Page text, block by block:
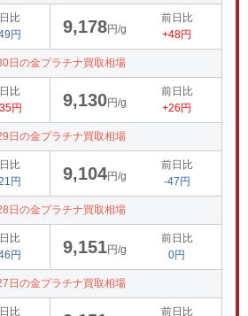
比
円
9,178円/g
前日比
+48円
日の金プラチナ買取相場
比
円
9,130円/g
前日比
+26円
日の金プラチナ買取相場
比
円
9,104円/g
前日比
-47円
日の金プラチナ買取相場
比
円
9,151円/g
前日比
0円
日の金プラチナ買取相場
比
前日比